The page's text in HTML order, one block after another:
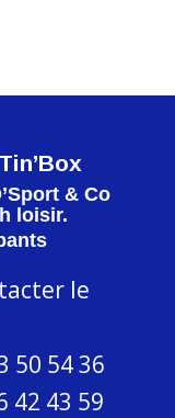
& Co
loisir.
le
50 54 36
42 43 59